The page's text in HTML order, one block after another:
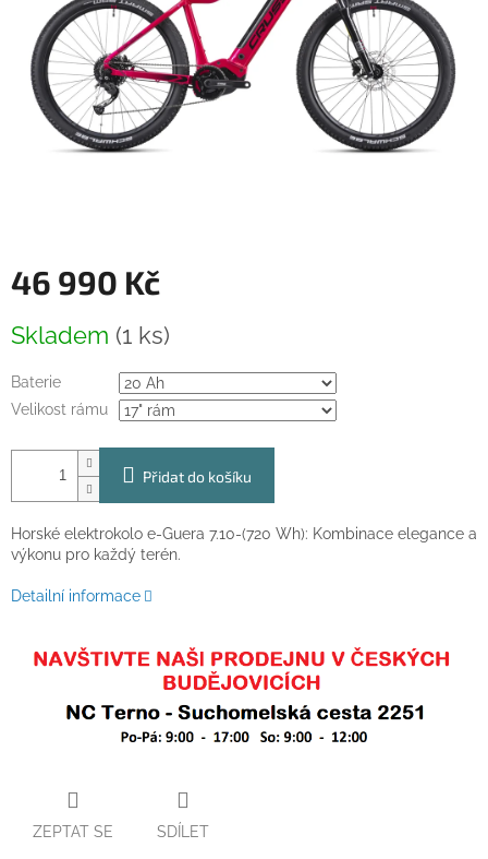
46 990 Kč
cena:
Skladem (1 ks)
Baterie
Velikost rámu
Přidat do košíku
Horské elektrokolo e-Guera 7.10-(720 Wh): Kombinace elegance a
výkonu pro každý terén.
Detailní informace
ZEPTAT SE SDÍLET